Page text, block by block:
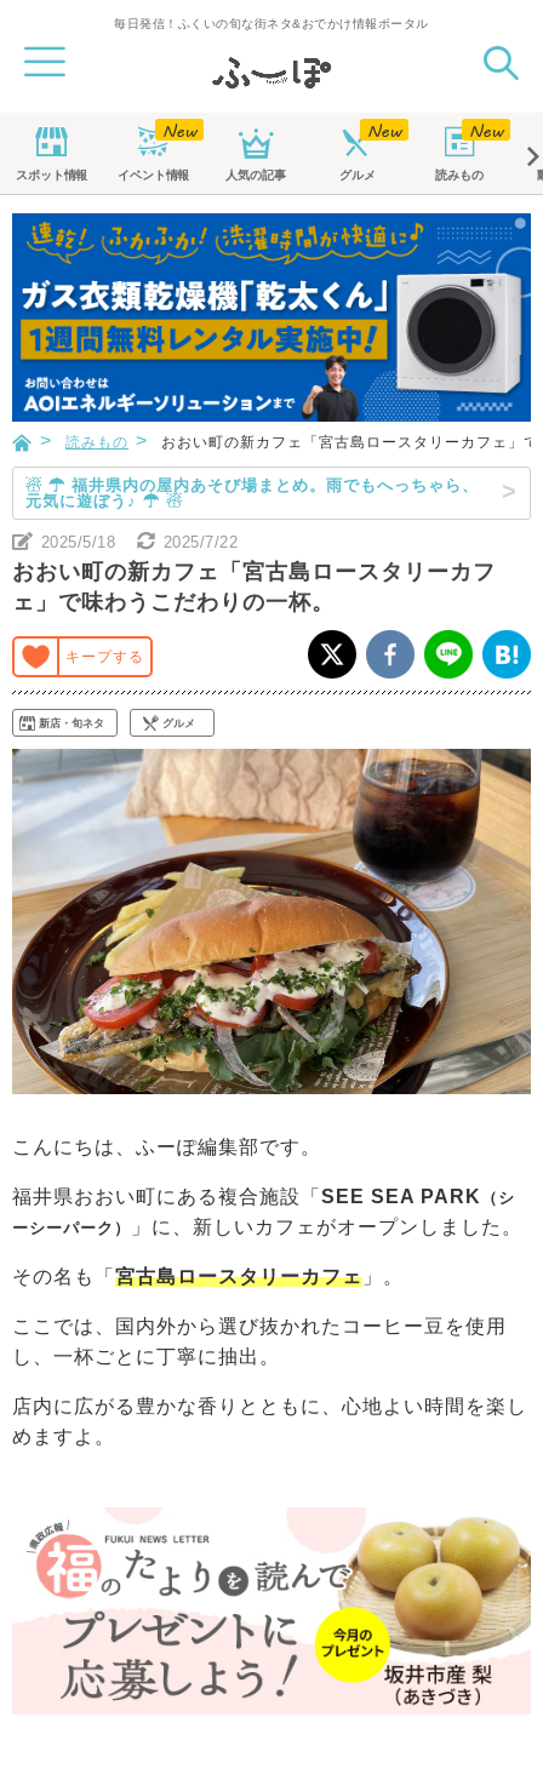
毎日発信！ふくいの旬な街ネタ&おでかけ情報ポータル
スポット情報 イベント情報 人気の記事 グルメ 読みもの
読みもの おおい町の新カフェ「宮古島ロースタリーカフェ」
☃ ☂ 福井県内の屋内あそび場まとめ。雨でもへっちゃら、
元気に遊ぼう♪ ☂ ☃
2025/5/18 2025/7/22
おおい町の新カフェ「宮古島ロースタリーカフ
ェ」で味わうこだわりの一杯。
キープする
新店・旬ネタ グルメ
こんにちは、ふーぽ編集部です。
福井県おおい町にある複合施設「 SEE SEA PARK
（シ
ーシーパーク）
」に、新しいカフェがオープンしました。
その名も「 宮古島ロースタリーカフェ 」。
ここでは、国内外から選び抜かれたコーヒー豆を使用
し、一杯ごとに丁寧に抽出。
店内に広がる豊かな香りとともに、心地よい時間を楽し
めますよ。